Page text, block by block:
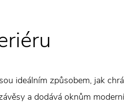
ideálním způsobem, jak
a dodává oknům